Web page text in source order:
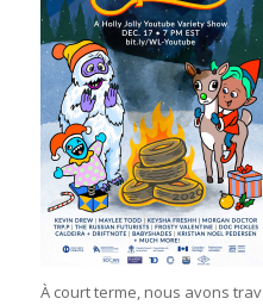
À court terme, nous avons